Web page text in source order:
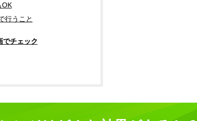
OK
行うこと
でチェック